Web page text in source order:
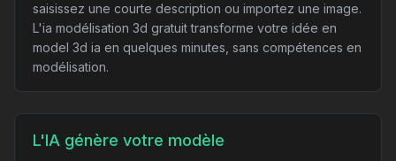
saisissez une courte description ou importez une image.
L'ia modélisation 3d gratuit transforme votre idée en
model 3d ia en quelques minutes, sans compétences en
modélisation.
L'IA génère votre modèle